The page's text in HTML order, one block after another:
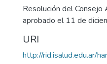
Resolución del
aprobado el 11 de
URI
http://rid.isalud.edu.ar/